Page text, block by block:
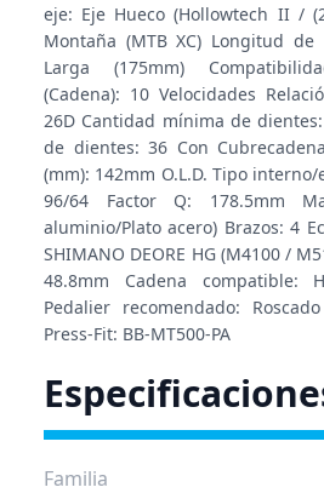
eje: Eje Hueco (Hollowtech II /
Montaña (MTB XC) Longitud de
Larga (175mm)
(Cadena): 10 Velocidades
26D Cantidad mínima de
de dientes: 36 Con
(mm): 142mm O.L.D. Tipo interno/
96/64 Factor Q: 178.5mm
aluminio/Plato acero) Brazos: 4
SHIMANO DEORE HG (M4100 /
48.8mm Cadena compatible:
Pedalier recomendado:
Press-Fit: BB-MT500-PA
Familia